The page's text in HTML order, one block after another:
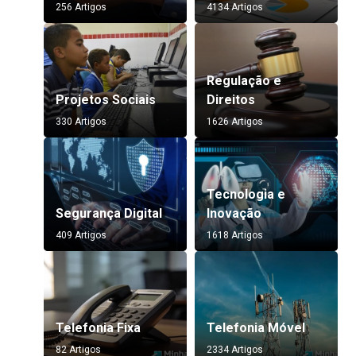
256 Artigos 4134 Artigos
Projetos Sociais
330 Artigos
Regulação e
Direitos
1626 Artigos
Segurança Digital
409 Artigos
Tecnologia e
Inovação
1618 Artigos
Telefonia Fixa
82 Artigos
Telefonia Móvel
2334 Artigos